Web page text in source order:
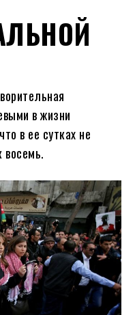
в жизни
в ее сутках не
восемь.